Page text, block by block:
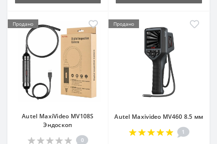
Продано
Autel MaxiVideo MV108S
Эндоскоп
0
Продано
Autel Maxivideo MV460 8.5 мм
1